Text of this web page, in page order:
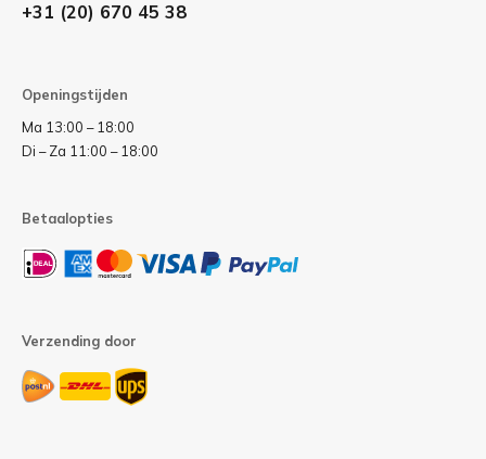
+31 (20) 670 45 38
Openingstijden
Ma 13:00 – 18:00
Di – Za 11:00 – 18:00
Betaalopties
Verzending door